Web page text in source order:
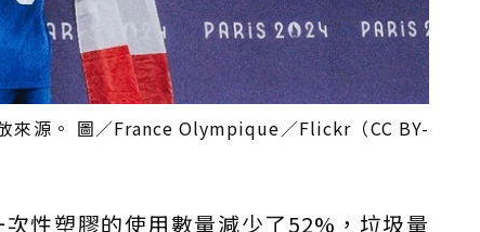
來源。 圖／France Olympique／Flickr（CC BY-
性塑膠的使用數量減少了52%，垃圾量